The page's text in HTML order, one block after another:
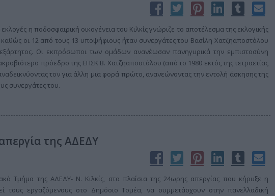
εκλογές η ποδοσφαιρική οικογένεια του Κιλκίς γνώριζε το αποτέλεσμα της εκλογικής
καθώς οι 12 από τους 13 υποψήφιους ήταν συνεργάτες του Βασίλη Χατζηαποστόλου
Οι εκπρόσωποι των ομάδων ανανέωσαν πανηγυρικά την εμπιστοσύνη
πρόεδρο της ΕΠΣΚ Β. Χατζηαποστόλου (από το 1980 εκτός της τετραετίας
τον για άλλη μια φορά πρώτο, ανανεώνοντας την εντολή άσκησης της
συνεργάτες του.
της ΑΔΕΔΥ
Τμήμα της ΑΔΕΔΥ- Ν. Κιλκίς, στα πλαίσια της 24ωρης απεργίας που κήρυξε η
τους εργαζόμενους στο Δημόσιο Τομέα, να συμμετάσχουν στην πανελλαδική